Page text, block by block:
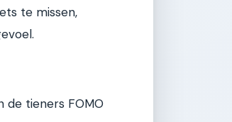
te missen,
de tieners FOMO